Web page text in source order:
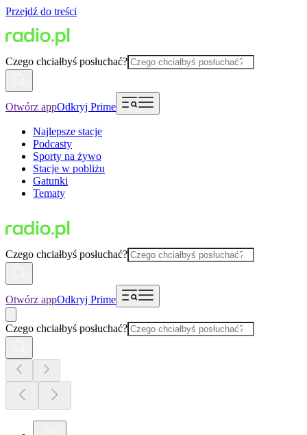
Przejdź do treści
Czego chciałbyś posłuchać?
Otwórz appOdkryj Prime
Najlepsze stacje
Podcasty
Sporty na żywo
Stacje w pobliżu
Gatunki
Tematy
Czego chciałbyś posłuchać?
Otwórz appOdkryj Prime
Czego chciałbyś posłuchać?